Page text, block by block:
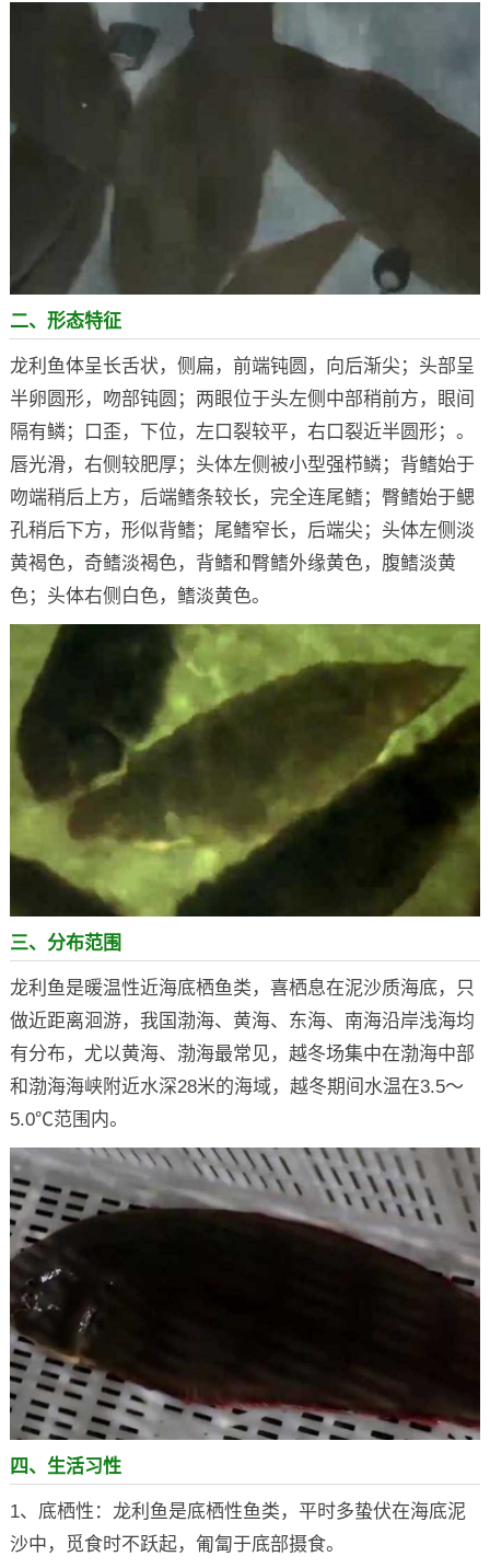
二、形态特征
龙利鱼体呈长舌状，侧扁，前端钝圆，向后渐尖；头部呈
半卵圆形，吻部钝圆；两眼位于头左侧中部稍前方，眼间
隔有鳞；口歪，下位，左口裂较平，右口裂近半圆形；。
唇光滑，右侧较肥厚；头体左侧被小型强栉鳞；背鳍始于
吻端稍后上方，后端鳍条较长，完全连尾鳍；臀鳍始于鳃
孔稍后下方，形似背鳍；尾鳍窄长，后端尖；头体左侧淡
黄褐色，奇鳍淡褐色，背鳍和臀鳍外缘黄色，腹鳍淡黄
色；头体右侧白色，鳍淡黄色。
三、分布范围
龙利鱼是暖温性近海底栖鱼类，喜栖息在泥沙质海底，只
做近距离洄游，我国渤海、黄海、东海、南海沿岸浅海均
有分布，尤以黄海、渤海最常见，越冬场集中在渤海中部
和渤海海峡附近水深28米的海域，越冬期间水温在3.5～
5.0℃范围内。
四、生活习性
1、底栖性：龙利鱼是底栖性鱼类，平时多蛰伏在海底泥
沙中，觅食时不跃起，匍匐于底部摄食。